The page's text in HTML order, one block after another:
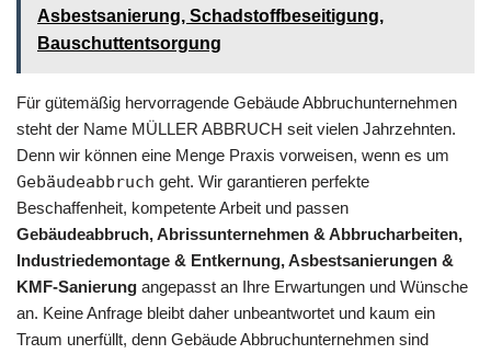
Asbestsanierung, Schadstoffbeseitigung,
Bauschuttentsorgung
Für gütemäßig hervorragende Gebäude Abbruchunternehmen
steht der Name MÜLLER ABBRUCH seit vielen Jahrzehnten.
Denn wir können eine Menge Praxis vorweisen, wenn es um
Gebäudeabbruch geht. Wir garantieren perfekte
Beschaffenheit, kompetente Arbeit und passen
Gebäudeabbruch, Abrissunternehmen & Abbrucharbeiten,
Industriedemontage & Entkernung, Asbestsanierungen &
KMF-Sanierung angepasst an Ihre Erwartungen und Wünsche
an. Keine Anfrage bleibt daher unbeantwortet und kaum ein
Traum unerfüllt, denn Gebäude Abbruchunternehmen sind